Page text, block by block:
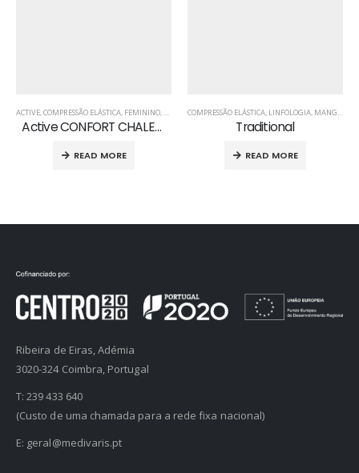
MEIAS DE COMPRESSÃO
ACTIVE,COMPRESSÃO ELÁSTICA, FEMININO, MEIAS DE COMPRESSÃO
Active CONFORT CHALEUR
READ MORE
COMPRESSÃO ELÁSTICA, LINFOLOGIA, MANGAS
Traditional
READ MORE
Ribeira de Eiras, Adémia
3020-324 Coimbra, Portugal
T:239 433 640
(Custo de uma chamada para a rede fixa nacional)
E: geral@medivaris.pt